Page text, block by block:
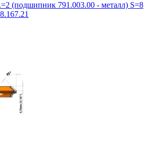
(подшипник 791.003.00 - металл) S=8